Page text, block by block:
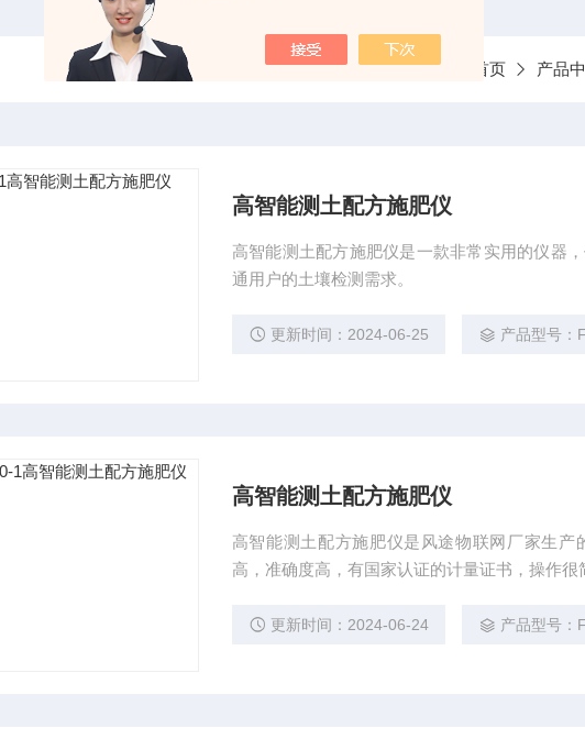
当前位置： 首页 产品
高智能测土配方施肥仪
高智能测土配方施肥仪是一款非常实用的仪器
通用户的土壤检测需求。
更新时间：2024-06-25 产品型号：
高智能测土配方施肥仪
高智能测土配方施肥仪是风途物联网厂家生产
高，准确度高，有国家认证的计量证书，操作很
更新时间：2024-06-24 产品型号：